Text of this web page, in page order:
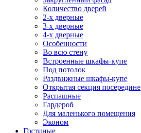
Количество дверей
2-х дверные
3-х дверные
4-х дверные
Особенности
Во всю стену
Встроенные шкафы-купе
Под потолок
Раздвижные шкафы-купе
Открытая секция посередине
Распашные
Гардероб
Для маленького помещения
Эконом
Гостиные